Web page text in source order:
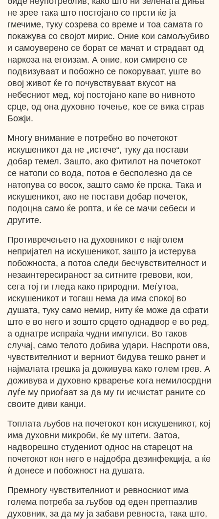
не зрее така што постојано со прсти ќе ја
гмечиме, туку созрева со време и тоа самата го
покажува со својот мирис. Оние кои самољубиво
и самоуверено се борат се мачат и страдаат од
наркоза на егоизам. А оние, кои смирено се
подвизуваат и побожно се покоруваат, уште во
овој живот ќе го почувствуваат вкусот на
небесниот мед, кој постојано капе во нивното
срце, од она духовно точење, кое се вика страв
Божји.
Многу внимание е потребно во почетокот
искушеникот да не „истече“, туку да постави
добар темел. Зашто, ако фитилот на почетокот
се натопи со вода, потоа е бесполезно да се
натопува со восок, зашто само ќе прска. Така и
искушеникот, ако не постави добар почеток,
подоцна само ќе ропта, и ќе се мачи себеси и
другите.
Противречењето на духовникот е најголем
непријател на искушеникот, зашто ја истерува
побожноста, а потоа следи бесчувствителност и
незаинтересираност за ситните гревови, кои,
сега тој ги гледа како природни. Меѓутоа,
искушеникот и тогаш нема да има спокој во
душата, туку само немир, ниту ќе може да сфати
што е во него и зошто срцето однадвор е во ред,
а однатре испраќа чудни импулси. Во таков
случај, само телото добива удари. Наспроти ова,
чувствителниот и верниот бидува тешко ранет и
најмалата грешка ја доживува како голем грев. А
доживува и духовно крварење кога немилосрдни
луѓе му приоѓаат за да му ги исчистат раните со
своите диви канџи.
Топлата љубов на почетокот кон искушеникот, кој
има духовни микроби, ќе му штети. Затоа,
надворешно студениот однос на старецот на
почетокот кон него е најдобра дезинфекција, а ќе
ѝ донесе и побожност на душата.
Премногу чувствителниот и ревносниот има
голема потреба за љубов од еден претпазлив
духовник, за да му ја забави ревноста, така што,